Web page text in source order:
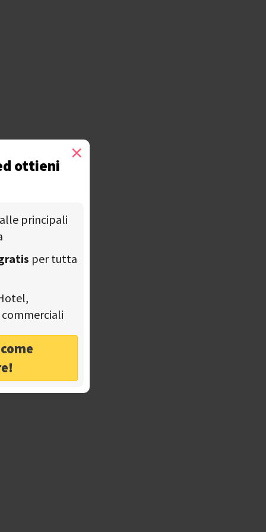
ottieni
alle principali
per tutta
×